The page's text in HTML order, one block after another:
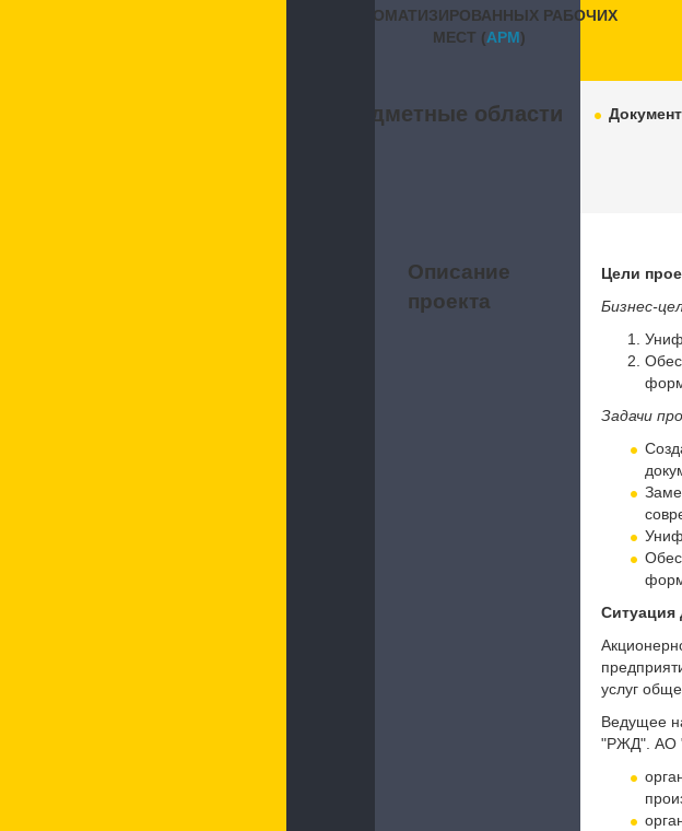
АВТОМАТИЗИРОВАННЫХ РАБОЧИХ
МЕСТ (APM)
Предметные области
Описание
проекта
Цели
Бизнес-
Задачи
Ситуация
услуг
Ведущее
"РЖД". АО